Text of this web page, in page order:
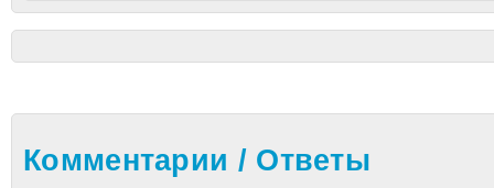
Комментарии / Ответы